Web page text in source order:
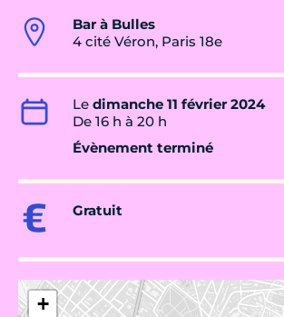
Bar à Bulles
4 cité Véron, Paris 18e
Le dimanche 11 février 2024
De 16 h à 20 h
Évènement terminé
Gratuit
+